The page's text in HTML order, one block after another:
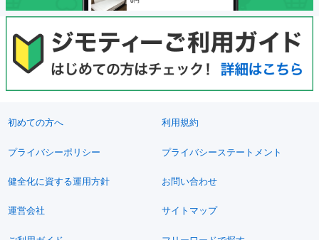
初めての方へ 利用規約
プライバシーポリシー プライバシーステートメント
健全化に資する運用方針 お問い合わせ
運営会社 サイトマップ